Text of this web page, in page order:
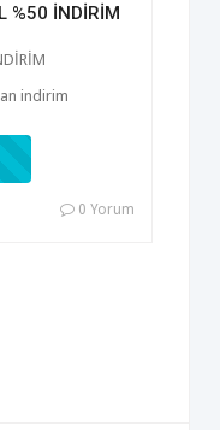
%50 İNDİRİM
indirim
0 Yorum